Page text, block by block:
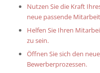
Nutzen Sie die Kraft
neue passende
Helfen Sie Ihren
zu sein.
Öffnen Sie sich den
Bewerberprozessen.